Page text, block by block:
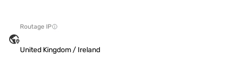
Routage IP
United Kingdom / Ireland